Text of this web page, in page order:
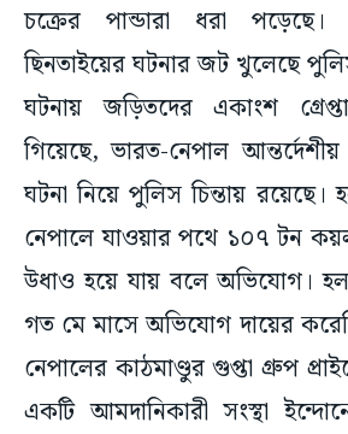
চক্রের পান্ডারা ধরা পড়েছে।
ছিনতাইয়ের ঘটনার জট খুলেছে
ঘটনায় জড়িতদের একাংশ
গিয়েছে, ভারত-নেপাল
ঘটনা নিয়ে পুলিস চিন্তায় রয়েছে।
নেপালে যাওয়ার পথে ১০৭ টন
উধাও হয়ে যায় বলে অভিযোগ।
গত মে মাসে অভিযোগ দায়ের
নেপালের কাঠমাণ্ডুর গুপ্তা গ্রুপ
একটি আমদানিকারী সংস্থা